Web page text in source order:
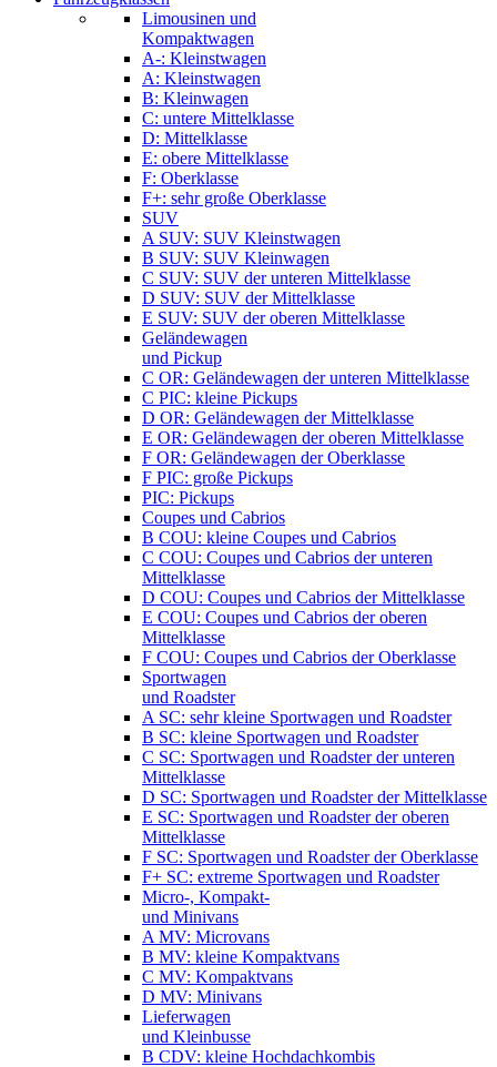
Limousinen und
Kompaktwagen
A-: Kleinstwagen
A: Kleinstwagen
B: Kleinwagen
C: untere Mittelklasse
D: Mittelklasse
E: obere Mittelklasse
F: Oberklasse
F+: sehr große Oberklasse
SUV
A SUV: SUV Kleinstwagen
B SUV: SUV Kleinwagen
C SUV: SUV der unteren Mittelklasse
D SUV: SUV der Mittelklasse
E SUV: SUV der oberen Mittelklasse
Geländewagen
und Pickup
C OR: Geländewagen der unteren Mittelklasse
C PIC: kleine Pickups
D OR: Geländewagen der Mittelklasse
E OR: Geländewagen der oberen Mittelklasse
F OR: Geländewagen der Oberklasse
F PIC: große Pickups
PIC: Pickups
Coupes und Cabrios
B COU: kleine Coupes und Cabrios
C COU: Coupes und Cabrios der unteren
Mittelklasse
D COU: Coupes und Cabrios der Mittelklasse
E COU: Coupes und Cabrios der oberen
Mittelklasse
F COU: Coupes und Cabrios der Oberklasse
Sportwagen
und Roadster
A SC: sehr kleine Sportwagen und Roadster
B SC: kleine Sportwagen und Roadster
C SC: Sportwagen und Roadster der unteren
Mittelklasse
D SC: Sportwagen und Roadster der Mittelklasse
E SC: Sportwagen und Roadster der oberen
Mittelklasse
F SC: Sportwagen und Roadster der Oberklasse
F+ SC: extreme Sportwagen und Roadster
Micro-, Kompakt-
und Minivans
A MV: Microvans
B MV: kleine Kompaktvans
C MV: Kompaktvans
D MV: Minivans
Lieferwagen
und Kleinbusse
B CDV: kleine Hochdachkombis